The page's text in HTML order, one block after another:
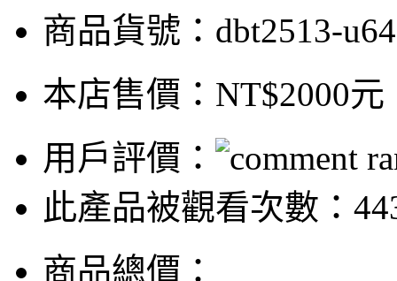
商品貨號：dbt2513-u64
本店售價： NT$2000元
用戶評價：
此產品被觀看次數：
商品總價：